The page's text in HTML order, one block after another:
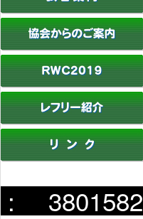
3801582
: